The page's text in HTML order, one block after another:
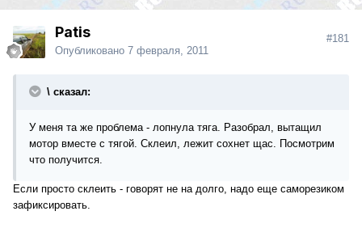
Patis
Опубликовано 7 февраля, 2011
#181
\ сказал:
У меня та же проблема - лопнула тяга. Разобрал, вытащил
мотор вместе с тягой. Склеил, лежит сохнет щас. Посмотрим
что получится.
Если просто склеить - говорят не на долго, надо еще саморезиком
зафиксировать.